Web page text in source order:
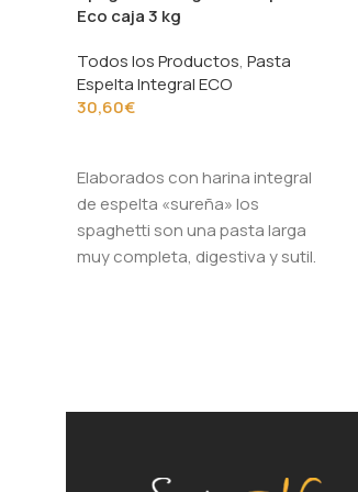
Eco caja 3 kg
Todos los Productos, Pasta
Espelta Integral ECO
30,60€
Elaborados con harina integral
de espelta «sureña» los
spaghetti son una pasta larga
muy completa, digestiva y sutil.